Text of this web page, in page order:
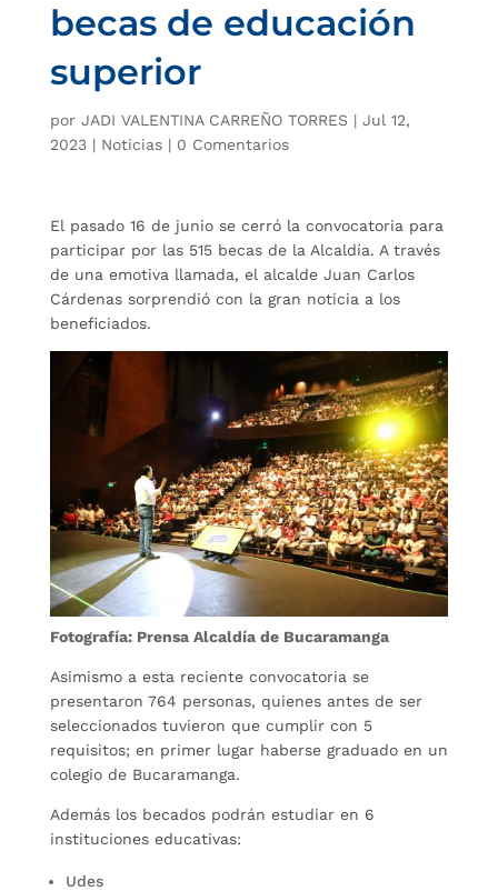
becas de educación
superior
por JADI VALENTINA CARREÑO TORRES | Jul 12,
2023| Noticias| 0 Comentarios
El pasado 16 de junio se cerró la convocatoria para
participar por las 515 becas de la Alcaldía. A través
de una emotiva llamada, el alcalde Juan Carlos
Cárdenas sorprendió con la gran noticia a los
beneficiados.
Fotografía: Prensa Alcaldía de Bucaramanga
Asimismo a esta reciente convocatoria se
presentaron 764 personas, quienes antes de ser
seleccionados tuvieron que cumplir con 5
requisitos; en primer lugar haberse graduado en un
colegio de Bucaramanga.
Además los becados podrán estudiar en 6
instituciones educativas:
Udes